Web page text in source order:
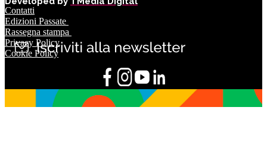
Contatti
Edizioni Passate
Rassegna stampa
Privacy Policy
Cookie Policy